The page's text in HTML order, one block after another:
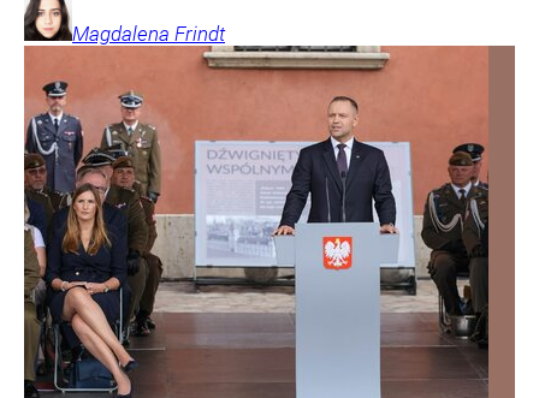
Magdalena Frindt